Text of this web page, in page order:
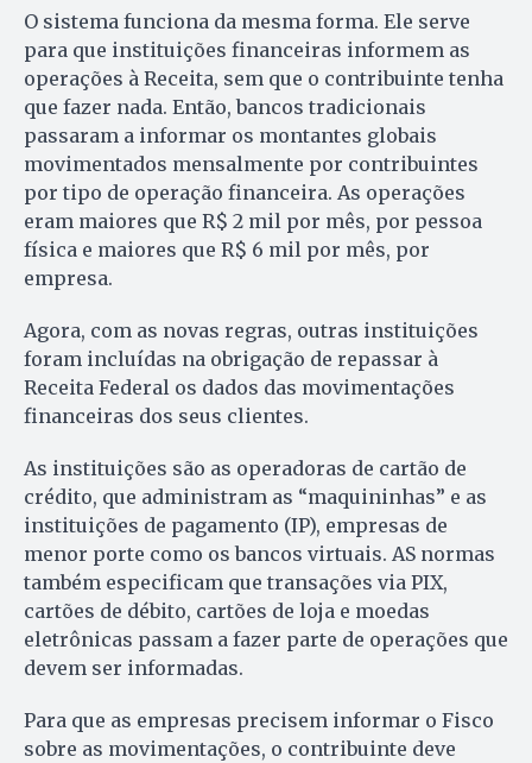
O sistema funciona da mesma forma. Ele serve
para que instituições financeiras informem as
operações à Receita, sem que o contribuinte tenha
que fazer nada. Então, bancos tradicionais
passaram a informar os montantes globais
movimentados mensalmente por contribuintes
por tipo de operação financeira. As operações
eram maiores que R$ 2 mil por mês, por pessoa
física e maiores que R$ 6 mil por mês, por
empresa.
Agora, com as novas regras, outras instituições
foram incluídas na obrigação de repassar à
Receita Federal os dados das movimentações
financeiras dos seus clientes.
As instituições são as operadoras de cartão de
crédito, que administram as “maquininhas” e as
instituições de pagamento (IP), empresas de
menor porte como os bancos virtuais. AS normas
também especificam que transações via PIX,
cartões de débito, cartões de loja e moedas
eletrônicas passam a fazer parte de operações que
devem ser informadas.
Para que as empresas precisem informar o Fisco
sobre as movimentações, o contribuinte deve